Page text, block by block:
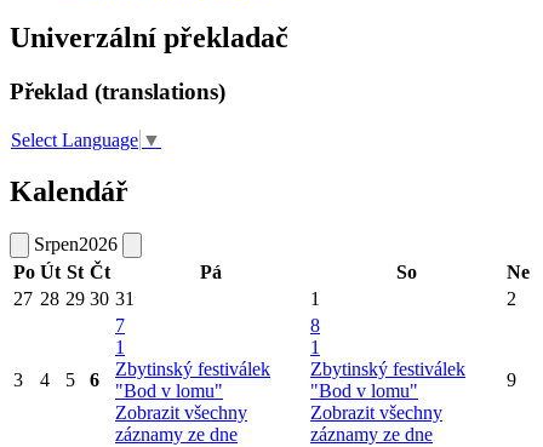
Univerzální překladač
Překlad (translations)
Select Language ▼
Kalendář
Srpen2026
Po Út St Čt Pá So
Ne
27 28 29 30 31 1 2
3 4 5 6
7
1
Zbytinský festiválek
"Bod v lomu"
Zobrazit všechny
záznamy ze dne
8
1
Zbytinský festiválek
"Bod v lomu"
Zobrazit všechny
záznamy ze dne
9